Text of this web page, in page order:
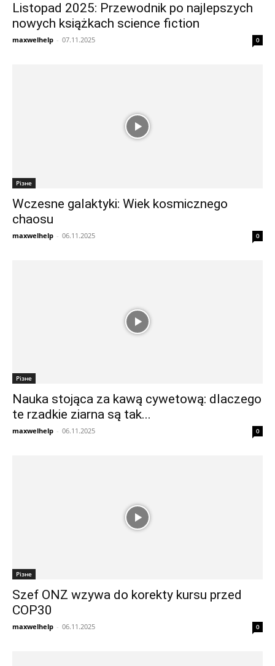
Listopad 2025: Przewodnik po najlepszych
nowych książkach science fiction
maxwelhelp - 07.11.2025 0
Різне
Wczesne galaktyki: Wiek kosmicznego
chaosu
maxwelhelp - 06.11.2025 0
Різне
Nauka stojąca za kawą cywetową: dlaczego
te rzadkie ziarna są tak...
maxwelhelp - 06.11.2025 0
Різне
Szef ONZ wzywa do korekty kursu przed
COP30
maxwelhelp - 06.11.2025 0